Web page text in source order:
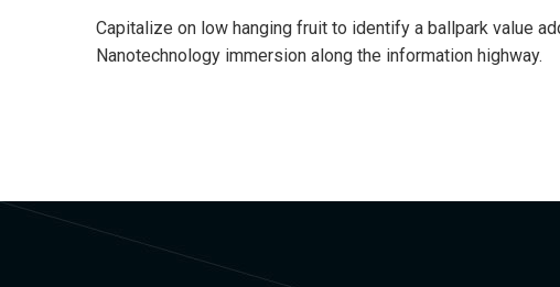
Capitalize on low hanging fruit to identify a ballpark value
Nanotechnology immersion along the information highway.